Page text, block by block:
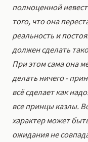
полноценной
того, что она
реальность и
должен сделать
При этом сама она
делать ничего -
всё сделает как
все принцы казлы.
характер может
ожидания не